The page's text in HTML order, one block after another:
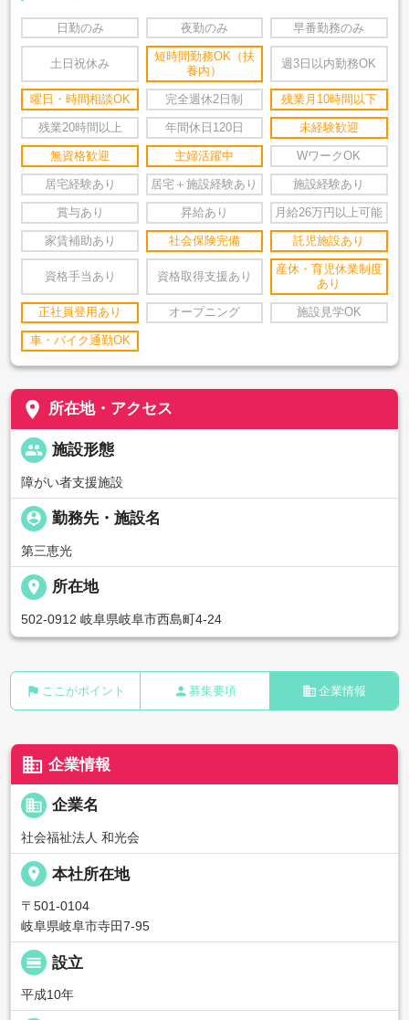
日勤のみ 夜勤のみ 早番勤務のみ
土日祝休み
短時間勤務OK（扶
養内）
週3日以内勤務OK
曜日・時間相談OK 完全週休2日制 残業月10時間以下
残業20時間以上 年間休日120日 未経験歓迎
無資格歓迎 主婦活躍中 WワークOK
居宅経験あり 居宅＋施設経験あり 施設経験あり
賞与あり 昇給あり 月給26万円以上可能
家賃補助あり 社会保険完備 託児施設あり
資格手当あり 資格取得支援あり
産休・育児休業制度
あり
正社員登用あり オープニング 施設見学OK
車・バイク通勤OK
place 所在地・アクセス
people 施設形態
障がい者支援施設
person_pin 勤務先・施設名
第三恵光
place 所在地
502-0912 岐阜県岐阜市西島町4-24
flag ここがポイント person 募集要項 business 企業情報
business 企業情報
business 企業名
社会福祉法人 和光会
place 本社所在地
〒501-0104
岐阜県岐阜市寺田7-95
calendar_view_day 設立
平成10年